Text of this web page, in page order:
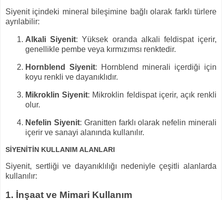
Siyenit içindeki mineral bileşimine bağlı olarak farklı türlere
ayrılabilir:
Alkali Siyenit: Yüksek oranda alkali feldispat içerir,
genellikle pembe veya kırmızımsı renktedir.
Hornblend Siyenit: Hornblend minerali içerdiği için
koyu renkli ve dayanıklıdır.
Mikroklin Siyenit: Mikroklin feldispat içerir, açık renkli
olur.
Nefelin Siyenit: Granitten farklı olarak nefelin minerali
içerir ve sanayi alanında kullanılır.
SİYENİTİN KULLANIM ALANLARI
Siyenit, sertliği ve dayanıklılığı nedeniyle çeşitli alanlarda
kullanılır:
1. İnşaat ve Mimari Kullanım